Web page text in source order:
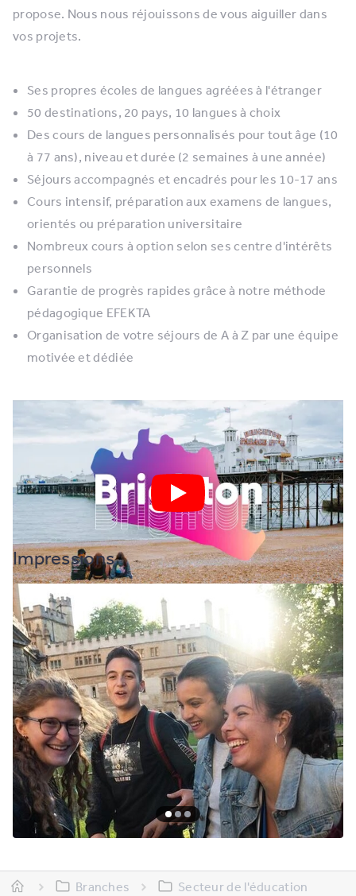
propose. Nous nous réjouissons de vous aiguiller dans
vos projets.
Ses propres écoles de langues agréées à l'étranger
50 destinations, 20 pays, 10 langues à choix
Des cours de langues personnalisés pour tout âge (10
à 77 ans), niveau et durée (2 semaines à une année)
Séjours accompagnés et encadrés pour les 10-17 ans
Cours intensif, préparation aux examens de langues,
orientés ou préparation universitaire
Nombreux cours à option selon ses centre d'intérêts
personnels
Garantie de progrès rapides grâce à notre méthode
pédagogique EFEKTA
Organisation de votre séjours de A à Z par une équipe
motivée et dédiée
Impressions
Branches
Secteur de l'éducation